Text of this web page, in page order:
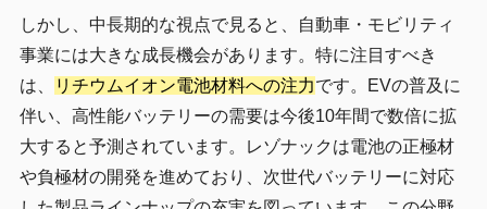
しかし、中長期的な視点で見ると、自動車・モビリティ
事業には大きな成長機会があります。特に注目すべき
は、
リチウムイオン電池材料への注力です。EVの普及に
伴い、高性能バッテリーの需要は今後10年間で数倍に拡
大すると予測されています。レゾナックは電池の正極材
や負極材の開発を進めており、次世代バッテリーに対応